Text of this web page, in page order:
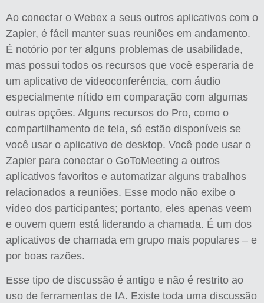
Ao conectar o Webex a seus outros aplicativos com o
Zapier, é fácil manter suas reuniões em andamento.
É notório por ter alguns problemas de usabilidade,
mas possui todos os recursos que você esperaria de
um aplicativo de videoconferência, com áudio
especialmente nítido em comparação com algumas
outras opções. Alguns recursos do Pro, como o
compartilhamento de tela, só estão disponíveis se
você usar o aplicativo de desktop. Você pode usar o
Zapier para conectar o GoToMeeting a outros
aplicativos favoritos e automatizar alguns trabalhos
relacionados a reuniões. Esse modo não exibe o
vídeo dos participantes; portanto, eles apenas veem
e ouvem quem está liderando a chamada. É um dos
aplicativos de chamada em grupo mais populares – e
por boas razões.
Esse tipo de discussão é antigo e não é restrito ao
uso de ferramentas de IA. Existe toda uma discussão